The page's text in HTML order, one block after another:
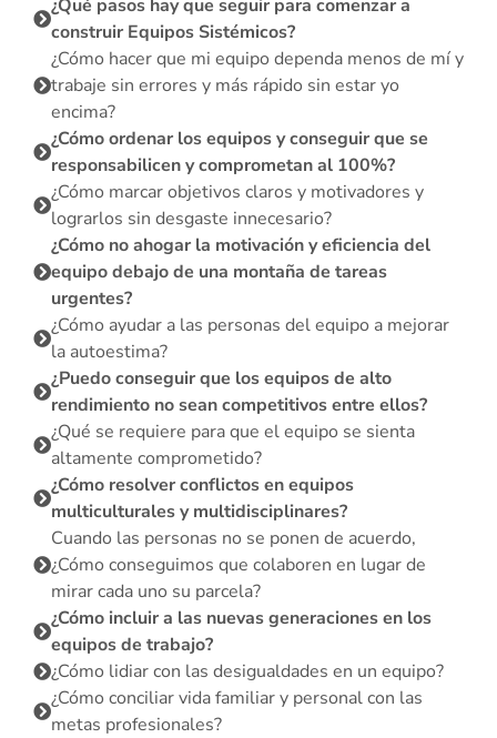
¿Qué pasos hay que seguir para comenzar a
construir Equipos Sistémicos?
¿Cómo hacer que mi equipo dependa menos de mí y
trabaje sin errores y más rápido sin estar yo
encima?
¿Cómo ordenar los equipos y conseguir que se
responsabilicen y comprometan al 100%?
¿Cómo marcar objetivos claros y motivadores y
lograrlos sin desgaste innecesario?
¿Cómo no ahogar la motivación y eficiencia del
equipo debajo de una montaña de tareas
urgentes?
¿Cómo ayudar a las personas del equipo a mejorar
la autoestima?
¿Puedo conseguir que los equipos de alto
rendimiento no sean competitivos entre ellos?
¿Qué se requiere para que el equipo se sienta
altamente comprometido?
¿Cómo resolver conflictos en equipos
multiculturales y multidisciplinares?
Cuando las personas no se ponen de acuerdo,
¿Cómo conseguimos que colaboren en lugar de
mirar cada uno su parcela?
¿Cómo incluir a las nuevas generaciones en los
equipos de trabajo?
¿Cómo lidiar con las desigualdades en un equipo?
¿Cómo conciliar vida familiar y personal con las
metas profesionales?